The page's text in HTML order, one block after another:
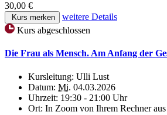
30,00 €
Kurs merken
weitere Details
Kurs abgeschlossen
Die Frau als Mensch. Am Anfang der
Kursleitung: Ulli Lust
Datum: Mi. 04.03.2026
Uhrzeit: 19:30 - 21:00 Uhr
Ort: In Zoom von Ihrem Rechner aus